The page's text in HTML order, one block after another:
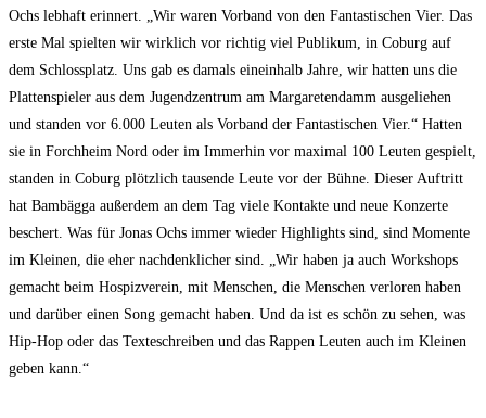
Ochs leb­haft erin­nert. „Wir waren Vor­band von den Fan­tas­ti­schen Vier. Das
ers­te Mal spiel­ten wir wirk­lich vor rich­tig viel Publi­kum, in Coburg auf
dem Schloss­platz. Uns gab es damals ein­ein­halb Jah­re, wir hat­ten uns die
Plat­ten­spie­ler aus dem Jugend­zen­trum am Mar­ga­re­ten­damm aus­ge­lie­hen
und stan­den vor 6.000 Leu­ten als Vor­band der Fan­tas­ti­schen Vier.“ Hat­ten
sie in Forch­heim Nord oder im Immer­hin vor maxi­mal 100 Leu­ten gespielt,
stan­den in Coburg plötz­lich tau­sen­de Leu­te vor der Büh­ne. Die­ser Auf­tritt
hat Bam­bäg­ga außer­dem an dem Tag vie­le Kon­tak­te und neue Kon­zer­te
beschert. Was für Jonas Ochs immer wie­der High­lights sind, sind Momen­te
im Klei­nen, die eher nach­denk­li­cher sind. „Wir haben ja auch Work­shops
gemacht beim Hos­piz­ver­ein, mit Men­schen, die Men­schen ver­lo­ren haben
und dar­über einen Song gemacht haben. Und da ist es schön zu sehen, was
Hip-Hop oder das Tex­te­schrei­ben und das Rap­pen Leu­ten auch im Klei­nen
geben kann.“